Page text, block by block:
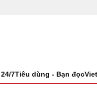
7Tiêu dùng - Bạn đọc